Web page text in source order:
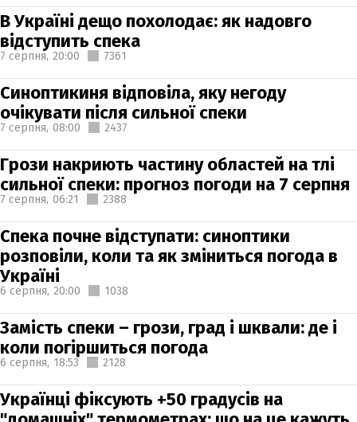
В Україні дещо похолодає: як надовго
відступить спека
7 серпня, 20:00 7361
Синоптикиня відповіла, яку негоду
очікувати після сильної спеки
7 серпня, 08:00 2437
Грози накриють частину областей на тлі
сильної спеки: прогноз погоди на 7 серпня
7 серпня, 06:21 2388
Спека почне відступати: синоптики
розповіли, коли та як зміниться погода в
Україні
6 серпня, 20:00 1038
Замість спеки – грози, град і шквали: де і
коли погіршиться погода
6 серпня, 18:53 2128
Українці фіксують +50 градусів на